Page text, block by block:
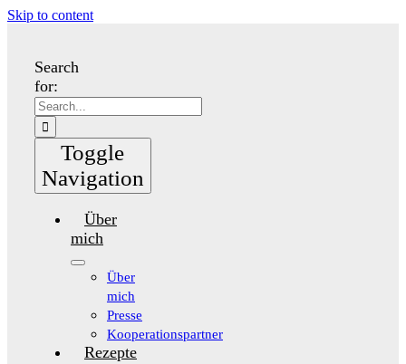
Skip to content
Search
for:
Toggle
Navigation
Über
mich
Über
mich
Presse
Kooperationspartner
Rezepte